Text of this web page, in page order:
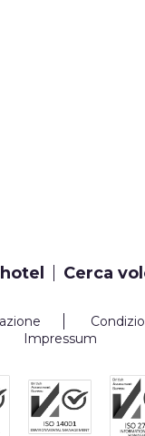
Cerca
Impressum